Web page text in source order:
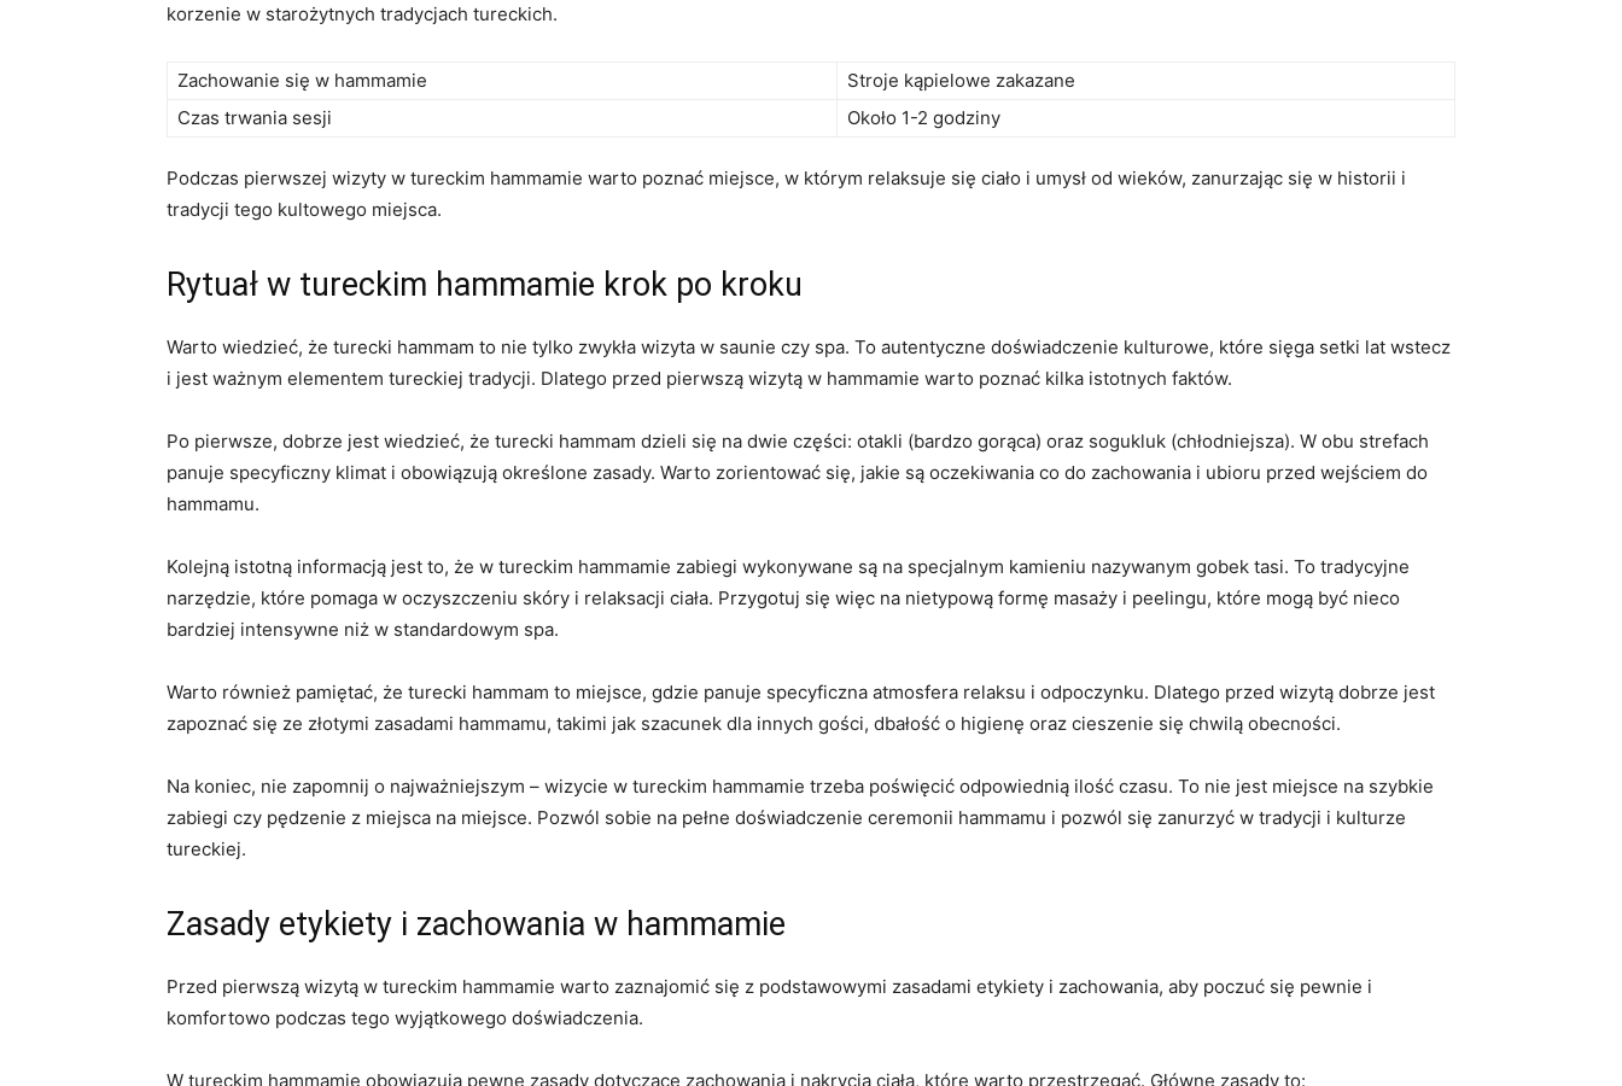
korzenie w starożytnych⁤ tradycjach tureckich.
Zachowanie ​się w hammamie
Stroje kąpielowe zakazane
Czas trwania sesji
Około ‍1-2 godziny
Podczas pierwszej wizyty w ⁤tureckim hammamie ‍warto poznać miejsce, w którym relaksuje się ciało i umysł od wieków, zanurzając‌ się w historii i
tradycji ‍tego‍ kultowego miejsca.
Rytuał w tureckim⁣ hammamie krok po kroku
Warto wiedzieć, że ‍turecki ⁣hammam to nie tylko zwykła wizyta w saunie czy spa. To autentyczne doświadczenie kulturowe, które sięga‍ setki lat wstecz
i⁣ jest ważnym elementem tureckiej ⁤tradycji.⁢ Dlatego przed pierwszą wizytą w hammamie warto poznać kilka istotnych faktów.
Po pierwsze, dobrze jest wiedzieć, że ​turecki‌ hammam dzieli się⁢ na⁢ dwie części: otakli ‍(bardzo gorąca) oraz⁤ sogukluk (chłodniejsza). W obu strefach
panuje specyficzny klimat i obowiązują określone⁤ zasady. Warto zorientować się, jakie są oczekiwania co⁣ do ‌zachowania i ubioru​ przed wejściem⁣ do
hammamu.
Kolejną istotną informacją‌ jest to, że ‍w tureckim hammamie zabiegi wykonywane są na specjalnym ​kamieniu nazywanym gobek tasi. To tradycyjne
narzędzie, które pomaga w oczyszczeniu skóry ‍i relaksacji ciała. Przygotuj się⁢ więc‌ na nietypową formę masaży i peelingu, które mogą być nieco⁤
bardziej intensywne niż w‍ standardowym spa.
Warto również pamiętać, że ⁣turecki‍ hammam to‍ miejsce, gdzie panuje⁤ specyficzna⁢ atmosfera relaksu i odpoczynku. Dlatego przed wizytą dobrze jest
zapoznać⁤ się ze złotymi‍ zasadami hammamu, takimi jak szacunek dla‍ innych gości, dbałość o higienę oraz ‍cieszenie się chwilą obecności.
Na koniec, nie zapomnij ‍o najważniejszym – wizycie w tureckim hammamie trzeba poświęcić odpowiednią ilość czasu.‌ To ‌nie jest⁤ miejsce na​ szybkie
zabiegi czy pędzenie z⁢ miejsca na miejsce. Pozwól sobie na pełne doświadczenie ceremonii‌ hammamu i pozwól się zanurzyć‍ w tradycji i⁤ kulturze
tureckiej.
Zasady ​etykiety i zachowania ‌w hammamie
Przed​ pierwszą⁤ wizytą w tureckim hammamie warto zaznajomić się z podstawowymi zasadami etykiety i ‌zachowania, aby poczuć się pewnie ​i
komfortowo⁢ podczas ⁤tego​ wyjątkowego doświadczenia.
W⁣ tureckim hammamie obowiązują pewne ‍zasady dotyczące zachowania‍ i nakrycia ciała, które warto przestrzegać. Główne zasady to: